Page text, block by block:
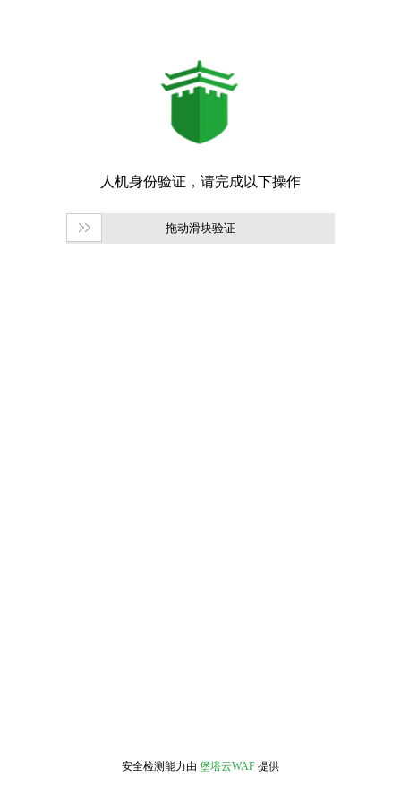
拖动滑块验证
安全检测能力由 堡塔云WAF 提供